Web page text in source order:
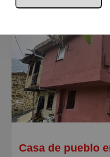
Menos reciente
Caros
Pequeños
Grandes
Casa de pueblo